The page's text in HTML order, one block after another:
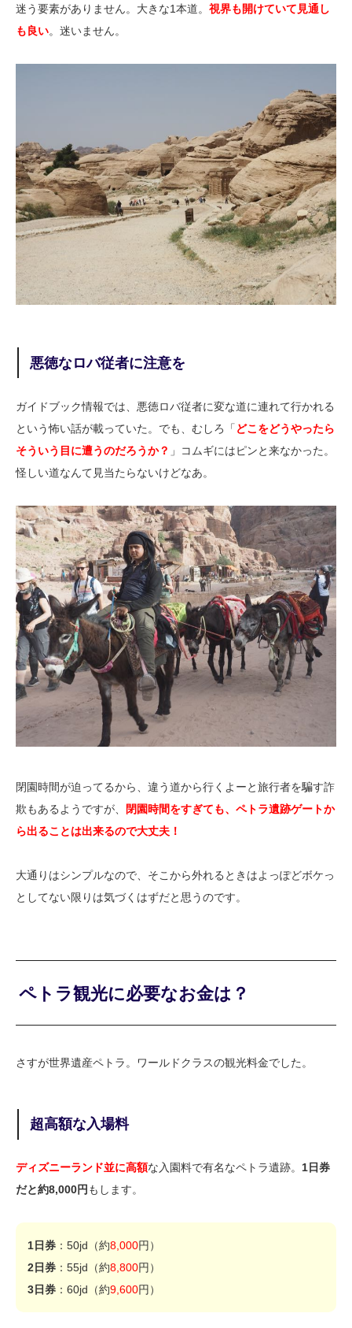
迷う要素がありません。大きな1本道。 視界も開けていて見通し
も良い。迷いません。
悪徳なロバ従者に注意を
ガイドブック情報では、悪徳ロバ従者に変な道に連れて行かれる
という怖い話が載っていた。でも、むしろ「どこをどうやったら
そういう目に遭うのだろうか？ 」コムギにはピンと来なかった。
怪しい道なんて見当たらないけどなあ。
閉園時間が迫ってるから、違う道から行くよーと旅行者を騙す詐
欺もあるようですが、
閉園時間をすぎても、 ペトラ遺跡ゲートか
ら出ることは出来るので大丈夫！
大通りはシンプルなので、そこから外れるときはよっぽどボケっ
としてない限りは気づくはずだと思うのです。
ペトラ観光に必要なお金は？
さすが世界遺産ペトラ。ワールドクラスの観光料金でした。
超高額な入場料
ディズニーランド並に高額な入園料で有名なペトラ遺跡。 1日券
だと約8,000円 もします。
1日券 ：50jd（約8,000円）
2日券 ：55jd（約8,800円）
3日券 ：60jd（約9,600円）